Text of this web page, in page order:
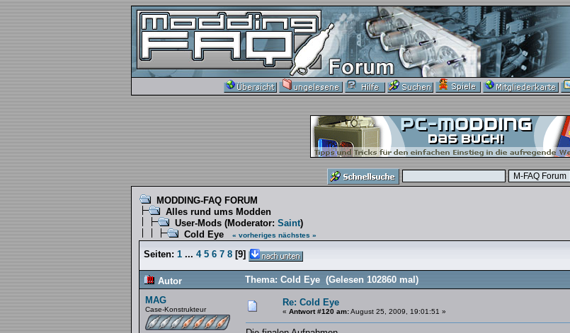
MODDING-FAQ FORUM
Alles rund ums Modden
User-Mods(Moderator: Saint)
Cold Eye
« vorheriges nächstes »
Seiten: 1 ... 4 5 6 7 8[9]
Autor
Thema: Cold Eye (Gelesen 102860 mal)
MAG
Case-Konstrukteur
Re: Cold Eye
« Antwort #120 am:August 25, 2009, 19:01:51 »